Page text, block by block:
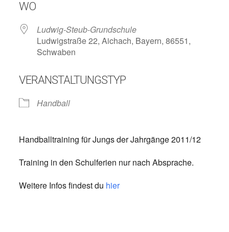
WO
Ludwig-Steub-Grundschule
Ludwigstraße 22, Aichach, Bayern, 86551,
Schwaben
VERANSTALTUNGSTYP
Handball
Handballtraining für Jungs der Jahrgänge 2011/12
Training in den Schulferien nur nach Absprache.
Weitere Infos findest du hier